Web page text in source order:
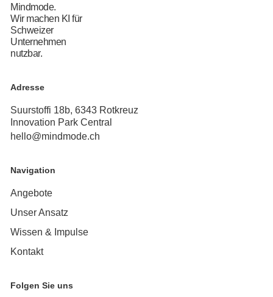
Mindmode.
Wir machen KI für
Schweizer
Unternehmen
nutzbar.
Adresse
Suurstoffi 18b, 6343 Rotkreuz
Innovation Park Central
hello@mindmode.ch
Navigation
Angebote
Unser Ansatz
Wissen & Impulse
Kontakt
Folgen Sie uns